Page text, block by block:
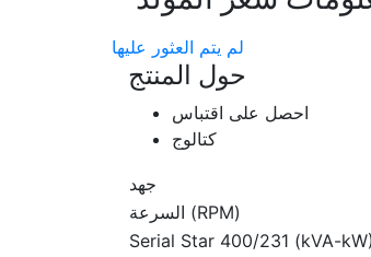
لم يتم العثور عليها
حول المنتج
احصل على اقتباس
كتالوج
جهد
السرعة (RPM)
Serial Star 400/231 (kVA-kW)